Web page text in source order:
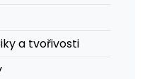
a tvořivosti